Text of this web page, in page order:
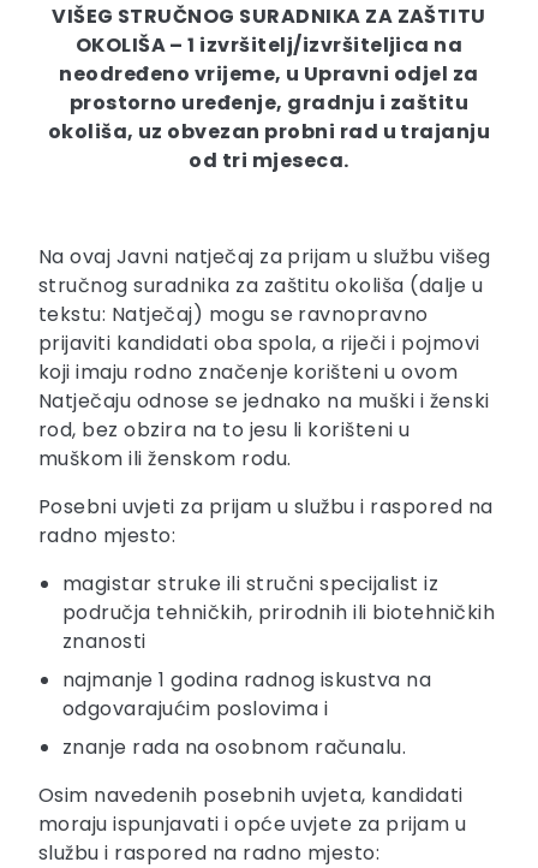
VIŠEG STRUČNOG SURADNIKA ZA ZAŠTITU
OKOLIŠA – 1 izvršitelj/izvršiteljica na
neodređeno vrijeme, u Upravni odjel za
prostorno uređenje, gradnju i zaštitu
okoliša, uz obvezan probni rad u trajanju
od tri mjeseca.
Na ovaj Javni natječaj za prijam u službu višeg
stručnog suradnika za zaštitu okoliša (dalje u
tekstu: Natječaj) mogu se ravnopravno
prijaviti kandidati oba spola, a riječi i pojmovi
koji imaju rodno značenje korišteni u ovom
Natječaju odnose se jednako na muški i ženski
rod, bez obzira na to jesu li korišteni u
muškom ili ženskom rodu.
Posebni uvjeti za prijam u službu i raspored na
radno mjesto:
magistar struke ili stručni specijalist iz
područja tehničkih, prirodnih ili biotehničkih
znanosti
najmanje 1 godina radnog iskustva na
odgovarajućim poslovima i
znanje rada na osobnom računalu.
Osim navedenih posebnih uvjeta, kandidati
moraju ispunjavati i opće uvjete za prijam u
službu i raspored na radno mjesto: